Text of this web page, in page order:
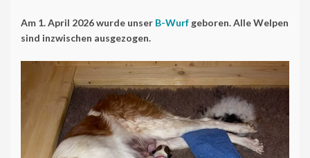
Am 1. April 2026 wurde unser B-Wurf geboren. Alle Welpen
sind inzwischen ausgezogen.